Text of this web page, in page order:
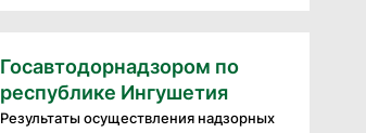
Госавтодорнадзором по
республике Ингушетия
Результаты осуществления надзорных